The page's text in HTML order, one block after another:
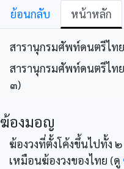
ย้อนกลับ หน้าหลัก
สารานุกรมศัพท์ดนตรีไทย
สารานุกรมศัพท์ดนตรีไท
๓)
ฆ้องมอญ
ฆ้องวงที่ตั้งโค้งขึ้นไปทั้ง
เหมือนฆ้องวงของไทย (ดู